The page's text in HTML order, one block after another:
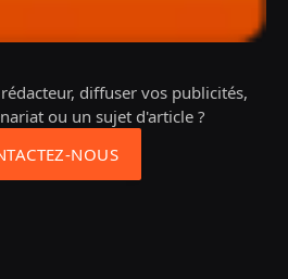
diffuser vos publicités,
ou un sujet d'article ?
NOUS